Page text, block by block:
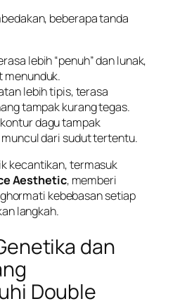
beberapa tanda
lebih “penuh” dan lunak,
menunduk.
lebih tipis, terasa
tampak kurang tegas.
dagu tampak
muncul dari sudut tertentu.
kecantikan, termasuk
Aesthetic, memberi
kebebasan setiap
langkah.
dan
Double